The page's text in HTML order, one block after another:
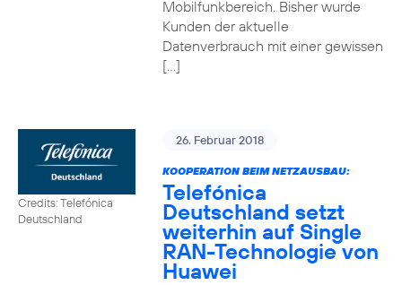
Mobilfunkbereich. Bisher wurde
Kunden der aktuelle
Datenverbrauch mit einer gewissen
[…]
Credits: Telefónica
Deutschland
26. Februar 2018
KOOPERATION BEIM NETZAUSBAU:
Telefónica
Deutschland setzt
weiterhin auf Single
RAN-Technologie von
Huawei